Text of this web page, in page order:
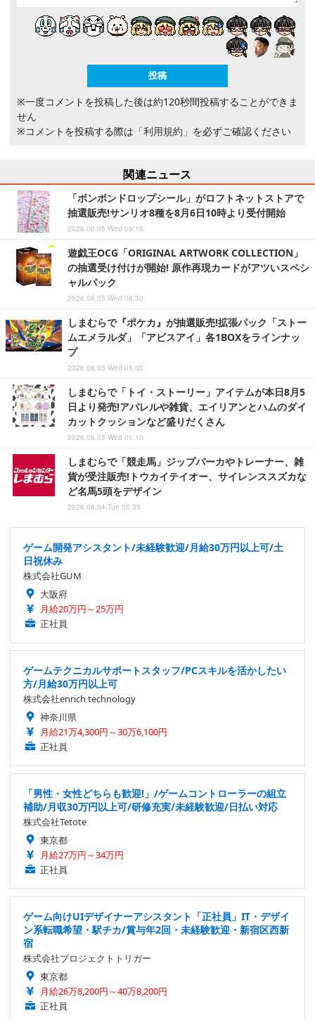
※一度コメントを投稿した後は約120秒間投稿することができま
せん
※コメントを投稿する際は 「利用規約」 を必ずご確認ください
関連ニュース
「ボンボンドロップシール」がロフトネットストアで
抽選販売!サンリオ8種を8月6日10時より受付開始
2026.08.05 Wed 09:15
遊戯王OCG「ORIGINAL ARTWORK COLLECTION」
の抽選受け付けが開始! 原作再現カードがアツいスペシ
ャルパック
2026.08.05 Wed 08:30
しまむらで『ポケカ』が抽選販売!拡張パック「ストー
ムエメラルダ」「アビスアイ」各1BOXをラインナッ
プ
2026.08.05 Wed 05:00
しまむらで「トイ・ストーリー」アイテムが本日8月5
日より発売!アパレルや雑貨、エイリアンとハムのダイ
カットクッションなど盛りだくさん
2026.08.05 Wed 01:10
しまむらで「競走馬」ジップパーカやトレーナー、雑
貨が受注販売!トウカイテイオー、サイレンススズカな
ど名馬5頭をデザイン
2026.08.04 Tue 05:35
ゲーム開発アシスタント/未経験歓迎/月給30万円以上可/土
日祝休み
株式会社GUM
大阪府
月給20万円～25万円
正社員
ゲームテクニカルサポートスタッフ/PCスキルを活かしたい
方/月給30万円以上可
株式会社enrich technology
神奈川県
月給21万4,300円～30万6,100円
正社員
「男性・女性どちらも歓迎!」/ゲームコントローラーの組立
補助/月収30万円以上可/研修充実/未経験歓迎/日払い対応
株式会社Tetote
東京都
月給27万円～34万円
正社員
ゲーム向けUIデザイナーアシスタント「正社員」IT・デザイ
ン系転職希望・駅チカ/賞与年2回・未経験歓迎・新宿区西新
宿
株式会社プロジェクトトリガー
東京都
月給26万8,200円～40万8,200円
正社員